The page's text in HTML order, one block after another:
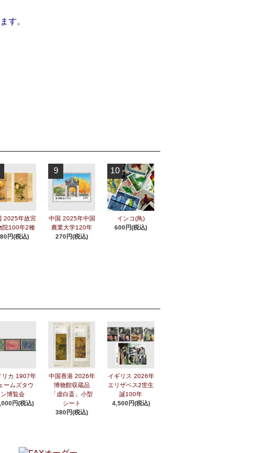
す。
2025年故宮
院100年2種
円(税込)
9
中国 2025年中国
農業大学120年
270円(税込)
10
インコ(鳥)
600円(税込)
リカ 1907年
ームズタウ
ン博覧会
円(税込)
中国香港 2026年
博物館収蔵品
「虚白斎」小型
シート
380円(税込)
イギリス 2026年
エリザベス2世生
誕100年
4,500円(税込)